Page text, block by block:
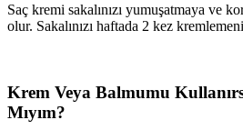
Saç kremi sakalınızı yumuşatmaya ve
olur. Sakalınızı haftada 2 kez
Krem Veya Balmumu
Mıyım?